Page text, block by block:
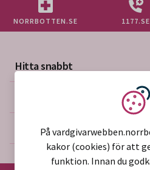
NORRBOTTEN.SE 1177.SE
Hitta snabbt
Mer på vårdgivarwebben
Om webbplatsen
Vi
På
kakor (cookies) för att
funktion. Innan du